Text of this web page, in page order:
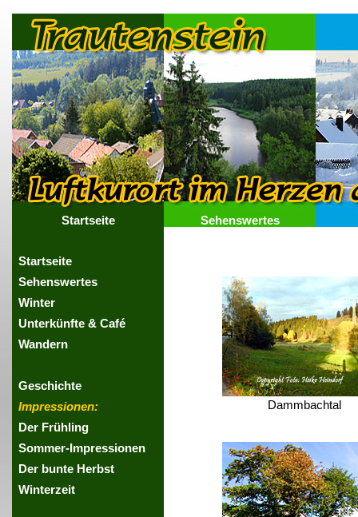
Startseite Sehenswertes
Startseite
Sehenswertes
Winter
Unterkünfte & Café
Wandern
Geschichte
Impressionen:
Der Frühling
Sommer-Impressionen
Der bunte Herbst
Winterzeit
Dammbachtal